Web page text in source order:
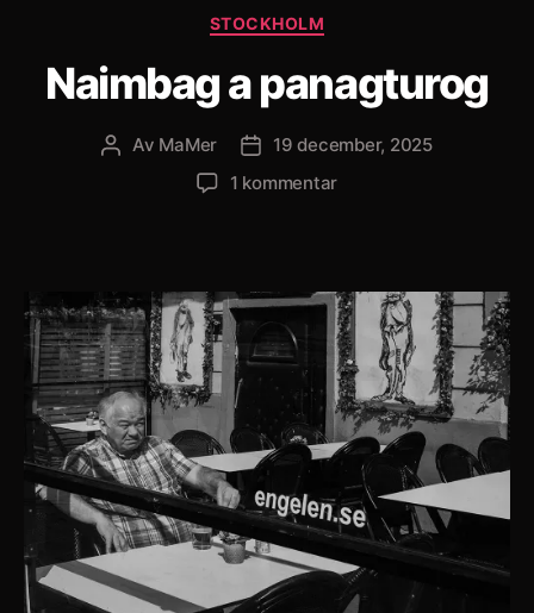
Kategorier
STOCKHOLM
Naimbag a panagturog
Inläggsförfattare
Av MaMer Inläggsdatum
19 december, 2025
1 kommentartill